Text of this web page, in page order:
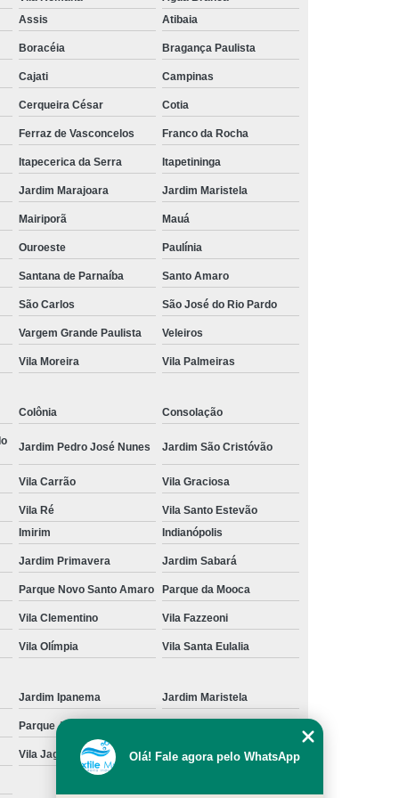
Toalha de Banho Fio Penteado
de Toalha de Banho Algodão
Locação de Toalha de Banho Grande
Aluguel de Toalha de Pedicure
Locação de Toalha de Manicure
Locação de Toalha Manicure Pedicure
de Toalha para Manicure e Pedicure
de Toalha para Pedicure e Manicure
Grande São Paulo
Locação de Toalha Banho e Rosto
de Toalha de Rosto Branca
de Toalha de Rosto Grande São Paulo
Locação de Toalha de Rosto Pequena
Locação de Toalha para Rosto
Aluguel de Toalha Industrial Nova
Aluguel de Toalha para Banheiro
de Toalha Industrial Grande São Paulo
Locação de Toalha Industrial São Paulo
Manta Absorção de óleo
óleo
Manta Absorvente Grande São Paulo
Assis Atibaia
Boracéia Bragança Paulista
Cajati Campinas
Cerqueira César Cotia
Ferraz de Vasconcelos Franco da Rocha
Itapecerica da Serra Itapetininga
Jardim Marajoara Jardim Maristela
Mairiporã Mauá
Ouroeste Paulínia
Santana de Parnaíba Santo Amaro
São Carlos São José do Rio Pardo
Vargem Grande Paulista Veleiros
Vila Moreira Vila Palmeiras
Colônia Consolação
Jardim Pedro José Nunes Jardim São Cristóvão
Vila Carrão Vila Graciosa
Vila Ré
Vila Santo Estevão
Imirim Indianópolis
Jardim Primavera Jardim Sabará
Parque Novo Santo Amaro Parque da Mooca
Vila Clementino Vila Fazzeoni
Vila Olímpia Vila Santa Eulalia
Jardim Ipanema Jardim Maristela
Parque Anhangüera
Vila Jaguara Vila Jaraguá
Olá! Fale agora pelo WhatsApp